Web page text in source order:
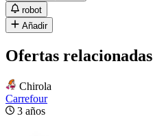
robot
Añadir
Ofertas relacionadas
Chirola
Carrefour
3 años